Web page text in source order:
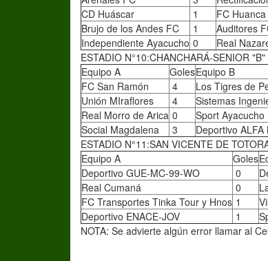
CD Huáscar
1 FC
Brujo de los Andes FC
1 Auditores
Independiente Ayacucho 0 Real
ESTADIO N°10:CHANCHARÁ-SENIOR "B"
Equipo A
GolesEquipo B
FC San Ramón
4 Los Tigres de
Unión MIraflores
4 Sistemas
Real Morro de Arica 0 Sport Ayacucho
Social Magdalena
3 Deportivo ALFA
ESTADIO N°11:SAN VICENTE DE
Equipo A
Goles
Deportivo GUE-MC-99-WO
0
Real Cumaná
0
FC Transportes Tinka Tour y Hnos 1
Deportivo ENACE-JOV
1
NOTA: Se advierte algún error llamar al